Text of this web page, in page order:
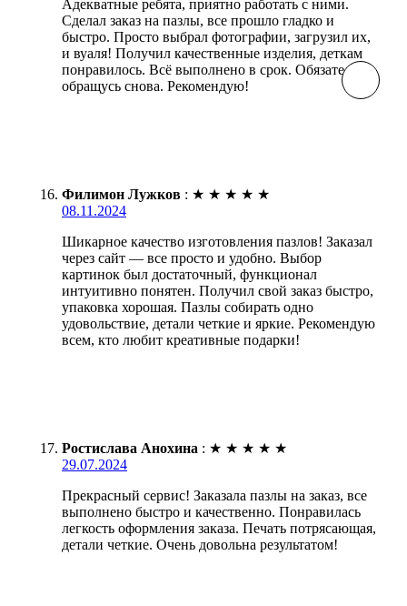
Адекватные ребята, приятно работать с ними.
Сделал заказ на пазлы, все прошло гладко и
быстро. Просто выбрал фотографии, загрузил их,
и вуаля! Получил качественные изделия, деткам
понравилось. Всё выполнено в срок. Обязательно
обращусь снова. Рекомендую!
Филимон Лужков : ★ ★ ★ ★ ★
08.11.2024
Шикарное качество изготовления пазлов! Заказал
через сайт — все просто и удобно. Выбор
картинок был достаточный, функционал
интуитивно понятен. Получил свой заказ быстро,
упаковка хорошая. Пазлы собирать одно
удовольствие, детали четкие и яркие. Рекомендую
всем, кто любит креативные подарки!
Ростислава Анохина : ★ ★ ★ ★ ★
29.07.2024
Прекрасный сервис! Заказала пазлы на заказ, все
выполнено быстро и качественно. Понравилась
легкость оформления заказа. Печать потрясающая,
детали четкие. Очень довольна результатом!